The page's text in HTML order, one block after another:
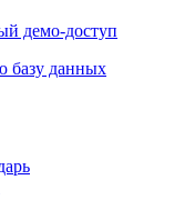
базу данных